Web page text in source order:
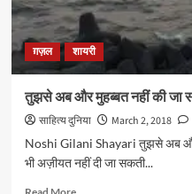
ग़ज़ल शायरी
तुझसे अब और मुहब्बत नहीं की जा
साहित्य दुनिया March 2, 2018
Noshi Gilani Shayari तुझसे अब और
भी अज़ीयत नहीं दी जा सकती...
Read